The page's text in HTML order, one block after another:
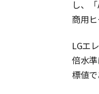
し、
商用
LGエ
倍水
標値